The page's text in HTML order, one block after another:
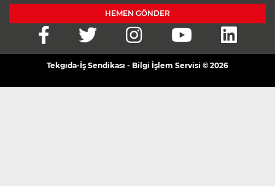
HEMEN GÖNDER
Tekgıda-İş Sendikası - Bilgi İşlem Servisi © 2026